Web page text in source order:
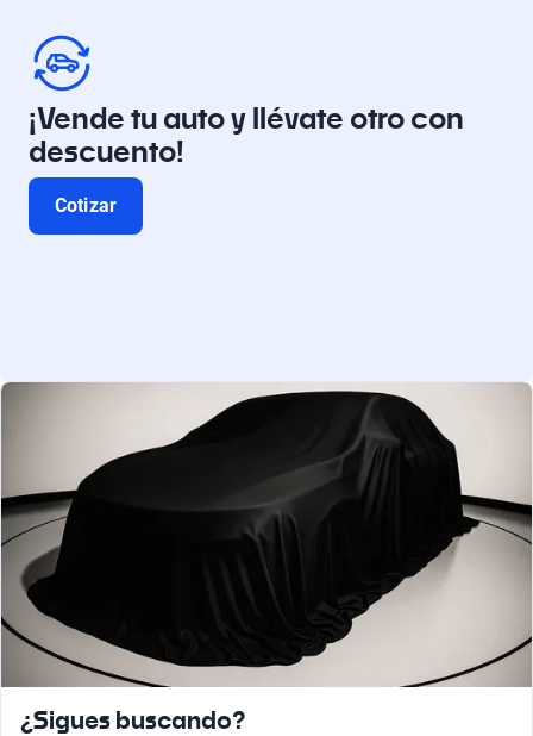
¡Vende tu auto y llévate otro con
descuento!
Cotizar
¿Sigues buscando?